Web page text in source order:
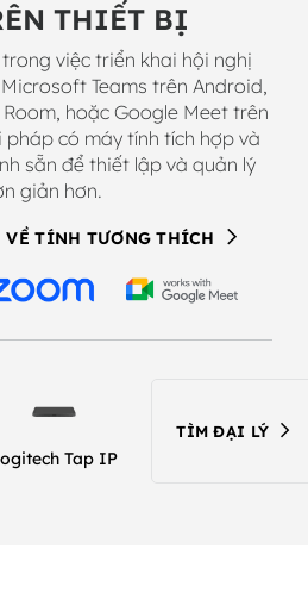
THIẾT BỊ
việc triển khai hội nghị
Teams trên Android,
hoặc Google Meet trên
có máy tính tích hợp và
sẵn để thiết lập và quản lý
giản hơn.
TÍNH TƯƠNG THÍCH
Tap IP
TÌM ĐẠI LÝ